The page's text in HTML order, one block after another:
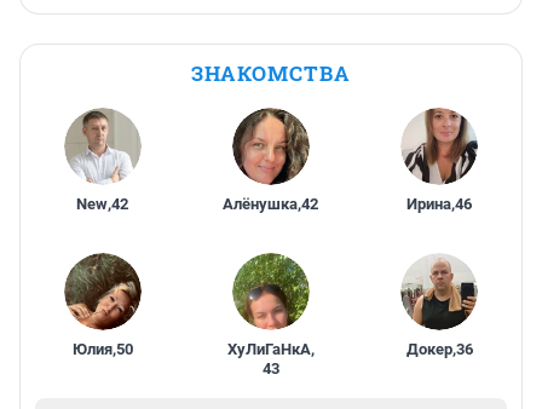
ЗНАКОМСТВА
New,42 Алёнушка,42 Ирина,46
Юлия,50 ХуЛиГаНкА,
43
Докер,36